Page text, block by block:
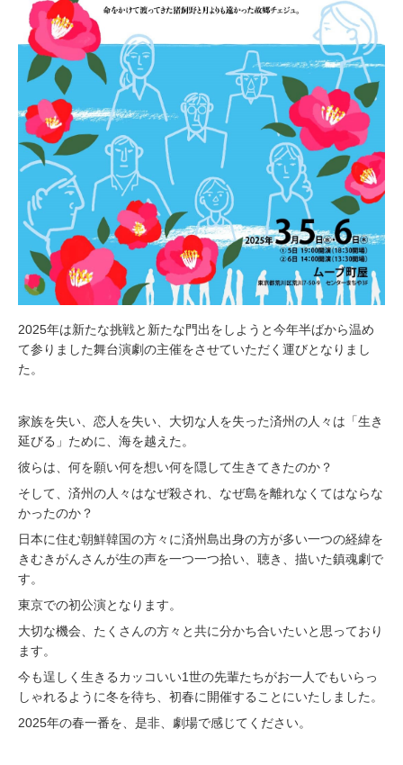
2025年は新たな挑戦と新たな門出をしようと今年半ばから温め
て参りました舞台演劇の主催をさせていただく運びとなりまし
た。
家族を失い、恋人を失い、大切な人を失った済州の人々は「生き
延びる」ために、海を越えた。
彼らは、何を願い何を想い何を隠して生きてきたのか？
そして、済州の人々はなぜ殺され、なぜ島を離れなくてはならな
かったのか？
日本に住む朝鮮韓国の方々に済州島出身の方が多い一つの経緯を
きむきがんさんが生の声を一つ一つ拾い、聴き、描いた鎮魂劇で
す。
東京での初公演となります。
大切な機会、たくさんの方々と共に分かち合いたいと思っており
ます。
今も逞しく生きるカッコいい1世の先輩たちがお一人でもいらっ
しゃれるように冬を待ち、初春に開催することにいたしました。
2025年の春一番を、是非、劇場で感じてください。